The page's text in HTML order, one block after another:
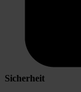
Sicherheit